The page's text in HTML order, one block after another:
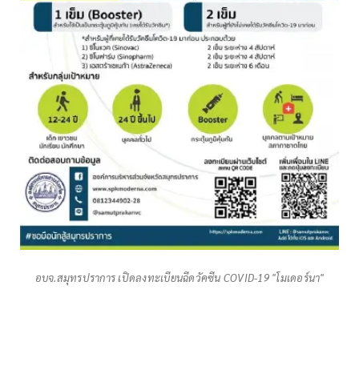
อบจ.สมุทรปราการ เปิดลงทะเบียนฉีดวัคซีน COVID-19 "โมเดอร์นา"